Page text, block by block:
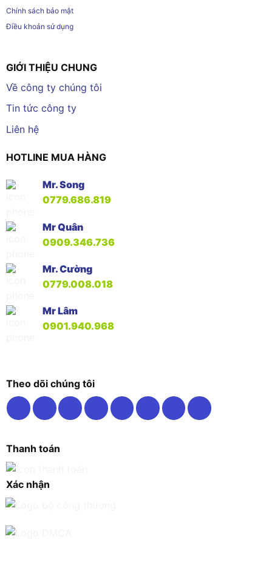
Chính sách bảo mật
Điều khoản sử dụng
GIỚI THIỆU CHUNG
Về công ty chúng tôi
Tin tức công ty
Liên hệ
HOTLINE MUA HÀNG
Mr. Song
0779.686.819
Mr Quân
0909.346.736
Mr. Cường
0779.008.018
Mr Lâm
0901.940.968
Theo dõi chúng tôi
Thanh toán
Xác nhận